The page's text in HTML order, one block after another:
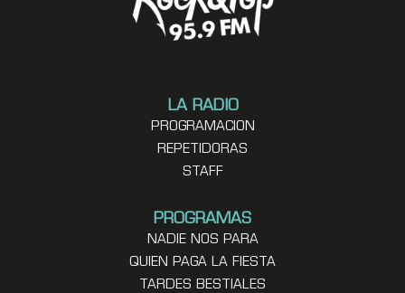
LA RADIO
PROGRAMACION
REPETIDORAS
STAFF
PROGRAMAS
NADIE NOS PARA
QUIEN PAGA LA FIESTA
TARDES BESTIALES